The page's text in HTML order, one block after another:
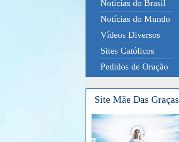
Notícias do Brasil
Notícias do Mundo
Vídeos Diversos
Sites Católicos
Pedidos de Oração
Site Mãe Das Graças